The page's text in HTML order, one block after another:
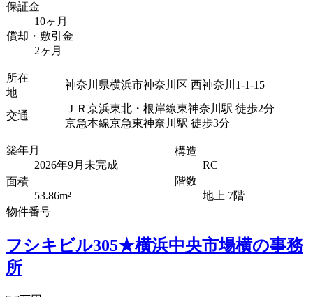
保証金
10ヶ月
償却・敷引金
2ヶ月
所在
地
神奈川県横浜市神奈川区 西神奈川1-1-15
交通
ＪＲ京浜東北・根岸線東神奈川駅 徒歩2分
京急本線京急東神奈川駅 徒歩3分
築年月
2026年9月未完成
構造
RC
面積
53.86m²
階数
地上 7階
物件番号
フシキビル305★横浜中央市場横の事務
所